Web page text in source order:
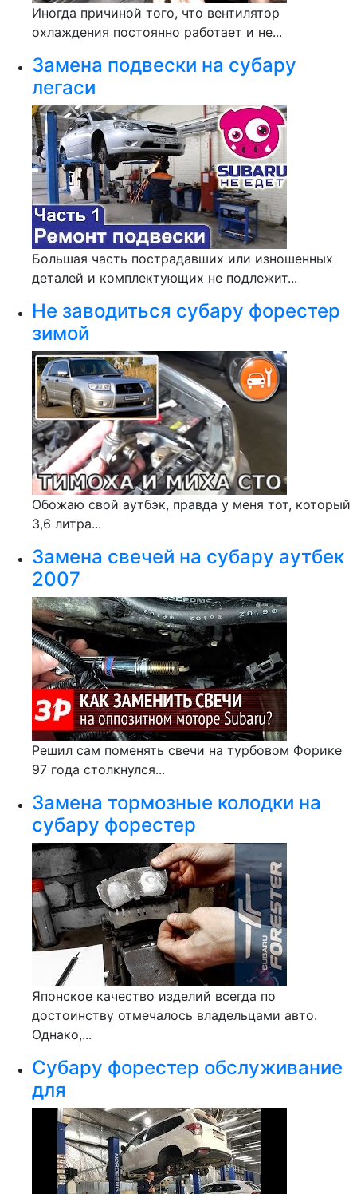
Иногда причиной того, что вентилятор
охлаждения постоянно работает и не...
Замена подвески на субару
легаси
Большая часть пострадавших или изношенных
деталей и комплектующих не подлежит...
Не заводиться субару форестер
зимой
Обожаю свой аутбэк, правда у меня тот, который
3,6 литра...
Замена свечей на субару аутбек
2007
Решил сам поменять свечи на турбовом Форике
97 года столкнулся...
Замена тормозные колодки на
субару форестер
Японское качество изделий всегда по
достоинству отмечалось владельцами авто.
Однако,...
Субару форестер обслуживание
для